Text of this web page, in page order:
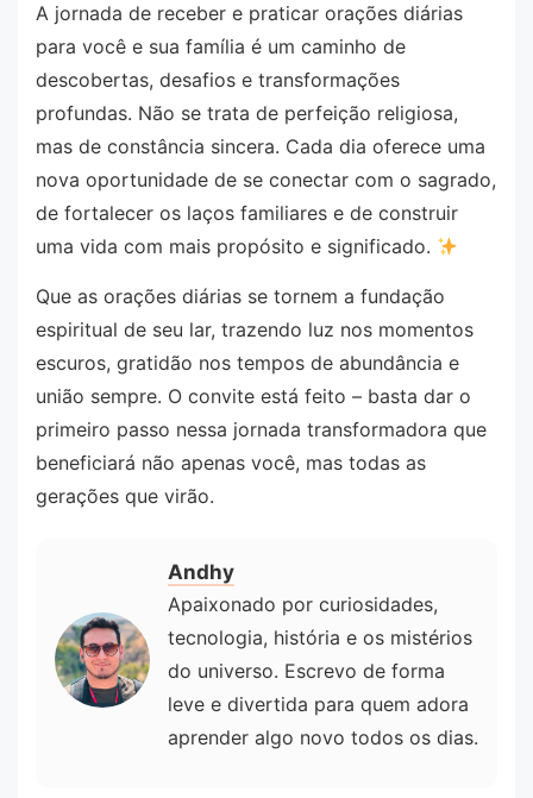
A jornada de receber e praticar orações diárias
para você e sua família é um caminho de
descobertas, desafios e transformações
profundas. Não se trata de perfeição religiosa,
mas de constância sincera. Cada dia oferece uma
nova oportunidade de se conectar com o sagrado,
de fortalecer os laços familiares e de construir
uma vida com mais propósito e significado.
Que as orações diárias se tornem a fundação
espiritual de seu lar, trazendo luz nos momentos
escuros, gratidão nos tempos de abundância e
união sempre. O convite está feito – basta dar o
primeiro passo nessa jornada transformadora que
beneficiará não apenas você, mas todas as
gerações que virão.
Andhy
Apaixonado por curiosidades,
tecnologia, história e os mistérios
do universo. Escrevo de forma
leve e divertida para quem adora
aprender algo novo todos os dias.